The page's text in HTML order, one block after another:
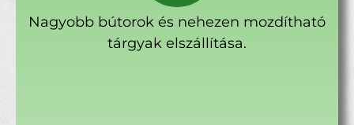
Nagyobb bútorok és nehezen mozdítható
tárgyak elszállítása.